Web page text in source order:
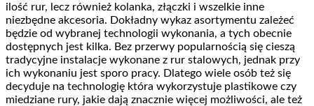
ilość rur, lecz również kolanka, złączki i wszelkie inne
niezbędne akcesoria. Dokładny wykaz asortymentu zależeć
będzie od wybranej technologii wykonania, a tych obecnie
dostępnych jest kilka. Bez przerwy popularnością się cieszą
tradycyjne instalacje wykonane z rur stalowych, jednak przy
ich wykonaniu jest sporo pracy. Dlatego wiele osób też się
decyduje na technologię która wykorzystuje plastikowe czy
miedziane rury, jakie dają znacznie więcej możliwości, ale też